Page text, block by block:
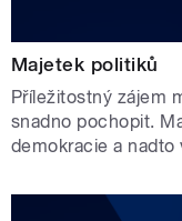
Majetek politiků
Příležitostný zájem
snadno pochopit.
demokracie a